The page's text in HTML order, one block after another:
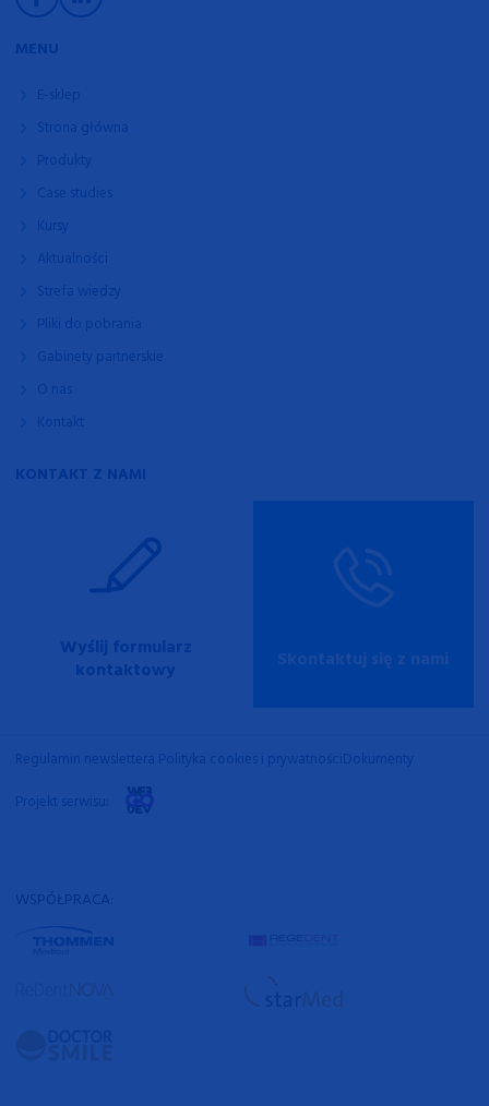
MENU
E-sklep
Strona główna
Produkty
Case studies
Kursy
Aktualności
Strefa wiedzy
Pliki do pobrania
Gabinety partnerskie
O nas
Kontakt
KONTAKT Z NAMI
Wyślij formularz
kontaktowy
Regulamin newslettera Polityka cookies i prywatności Dokumenty
Projekt serwisu:
WSPÓŁPRACA: